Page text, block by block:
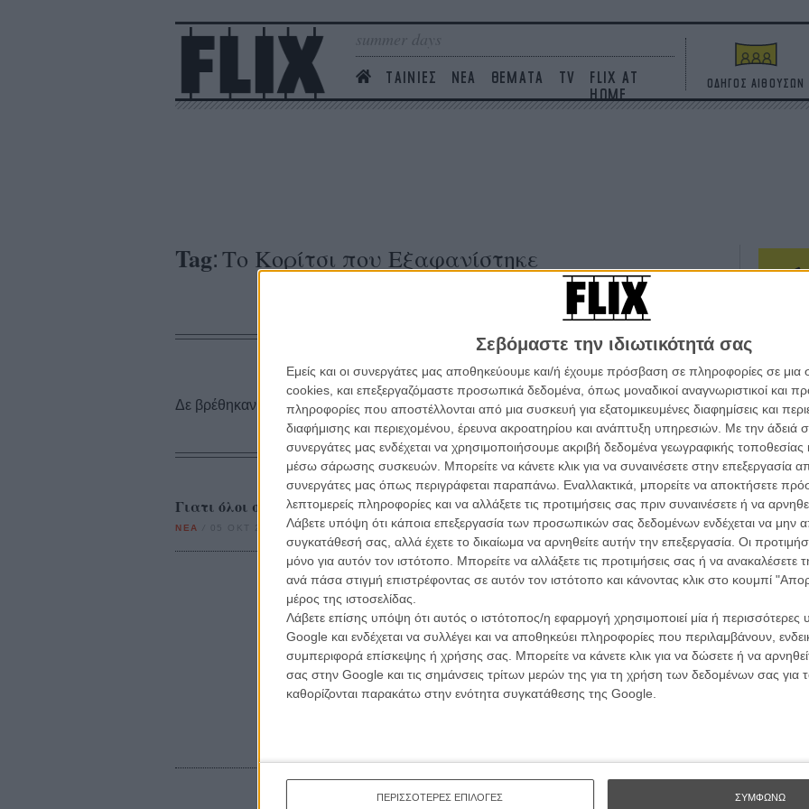
Σεβόμαστε την ιδιωτικότητά σας
Εμείς και οι συνεργάτες μας αποθηκεύουμε και/ή έχουμε πρόσβαση σε πληροφορίες σε
cookies, και επεξεργαζόμαστε προσωπικά δεδομένα, όπως μοναδικοί αναγνωριστικοί και
πληροφορίες που αποστέλλονται από μια συσκευή για εξατομικευμένες διαφημίσεις και
διαφήμισης και περιεχομένου, έρευνα ακροατηρίου και ανάπτυξη υπηρεσιών. Με την άδειά
συνεργάτες μας ενδέχεται να χρησιμοποιήσουμε ακριβή δεδομένα γεωγραφικής τοποθεσίας
μέσω σάρωσης συσκευών. Μπορείτε να κάνετε κλικ για να συναινέσετε στην επεξεργασία
συνεργάτες μας όπως περιγράφεται παραπάνω. Εναλλακτικά, μπορείτε να αποκτήσετε
λεπτομερείς πληροφορίες και να αλλάξετε τις προτιμήσεις σας πριν συναινέσετε ή να
Λάβετε υπόψη ότι κάποια επεξεργασία των προσωπικών σας δεδομένων ενδέχεται να μην
συγκατάθεσή σας, αλλά έχετε το δικαίωμα να αρνηθείτε αυτήν την επεξεργασία. Οι
μόνο για αυτόν τον ιστότοπο. Μπορείτε να αλλάξετε τις προτιμήσεις σας ή να ανακαλέσετε
ανά πάσα στιγμή επιστρέφοντας σε αυτόν τον ιστότοπο και κάνοντας κλικ στο κουμπί
μέρος της ιστοσελίδας.
Λάβετε επίσης υπόψη ότι αυτός ο ιστότοπος/η εφαρμογή χρησιμοποιεί μία ή περισσότερες
Google και ενδέχεται να συλλέγει και να αποθηκεύει πληροφορίες που περιλαμβάνουν,
συμπεριφορά επίσκεψης ή χρήσης σας. Μπορείτε να κάνετε κλικ για να δώσετε ή να
σας στην Google και τις σημάνσεις τρίτων μερών της για τη χρήση των δεδομένων σας
καθορίζονται παρακάτω στην ενότητα συγκατάθεσης της Google.
ΠΕΡΙΣΣΟΤΕΡΕΣ ΕΠΙΛΟΓΕΣ ΣΥΜΦΩΝΩ
summer days
ΤΑΙΝΙΕΣ ΝΕΑ ΘΕΜΑΤΑ TV
FLIX AT
HOME
ΟΔΗΓΟΣ ΑΙΘΟΥΣΩΝ
Tag: Το Κορίτσι που Εξαφανίστηκε
ΤΑΙΝΙΕΣ
Δε βρέθηκαν σχετικές κριτικές ταινιών.
ΑΡΘΡΑ
Γιατι όλοι σήμερα θαυμάζουν τον Μπεν Αφλεκ;
ΝΕΑ / Μανώλης Κρανάκης
Βιμ
Η
σε
Εγγράψου